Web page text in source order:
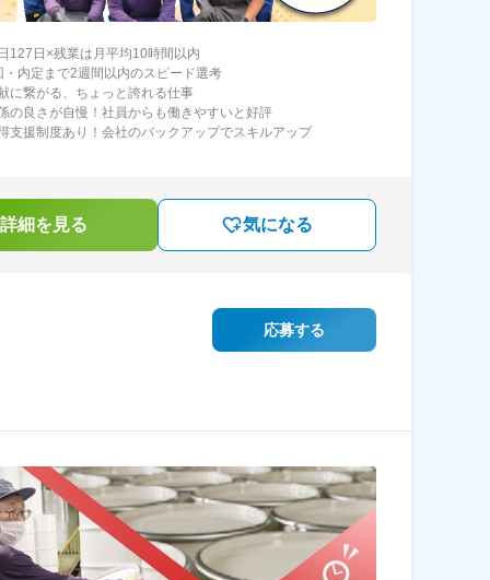
127日×残業は月平均10時間以内
内定まで2週間以内のスピード選考
に繋がる、ちょっと誇れる仕事
の良さが自慢！社員からも働きやすいと好評
支援制度あり！会社のバックアップでスキルアップ
細を見る 気になる
応募する